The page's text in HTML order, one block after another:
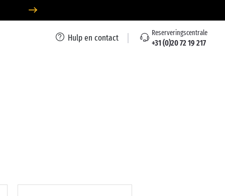
Hulp en contact Reserveringscentrale
+31 (0)20 72 19 217